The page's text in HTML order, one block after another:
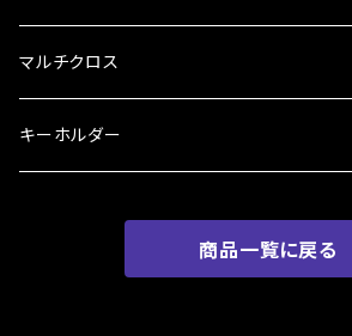
マルチクロス
キーホルダー
商品一覧に戻る